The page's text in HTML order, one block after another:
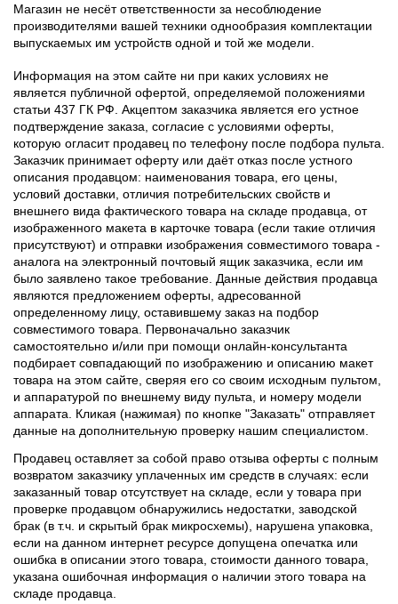
Магазин не несёт ответственности за несоблюдение
производителями вашей техники однообразия комплектации
выпускаемых им устройств одной и той же модели.
Информация на этом сайте ни при каких условиях не
является публичной офертой, определяемой положениями
статьи 437 ГК РФ. Акцептом заказчика является его устное
подтверждение заказа, согласие с условиями оферты,
которую огласит продавец по телефону после подбора пульта.
Заказчик принимает оферту или даёт отказ после устного
описания продавцом: наименования товара, его цены,
условий доставки, отличия потребительских свойств и
внешнего вида фактического товара на складе продавца, от
изображенного макета в карточке товара (если такие отличия
присутствуют) и отправки изображения совместимого товара -
аналога на электронный почтовый ящик заказчика, если им
было заявлено такое требование. Данные действия продавца
являются предложением оферты, адресованной
определенному лицу, оставившему заказ на подбор
совместимого товара. Первоначально заказчик
самостоятельно и/или при помощи онлайн-консультанта
подбирает совпадающий по изображению и описанию макет
товара на этом сайте, сверяя его со своим исходным пультом,
и аппаратурой по внешнему виду пульта, и номеру модели
аппарата. Кликая (нажимая) по кнопке "Заказать" отправляет
данные на дополнительную проверку нашим специалистом.
Продавец оставляет за собой право отзыва оферты с полным
возвратом заказчику уплаченных им средств в случаях: если
заказанный товар отсутствует на складе, если у товара при
проверке продавцом обнаружились недостатки, заводской
брак (в т.ч. и скрытый брак микросхемы), нарушена упаковка,
если на данном интернет ресурсе допущена опечатка или
ошибка в описании этого товара, стоимости данного товара,
указана ошибочная информация о наличии этого товара на
складе продавца.